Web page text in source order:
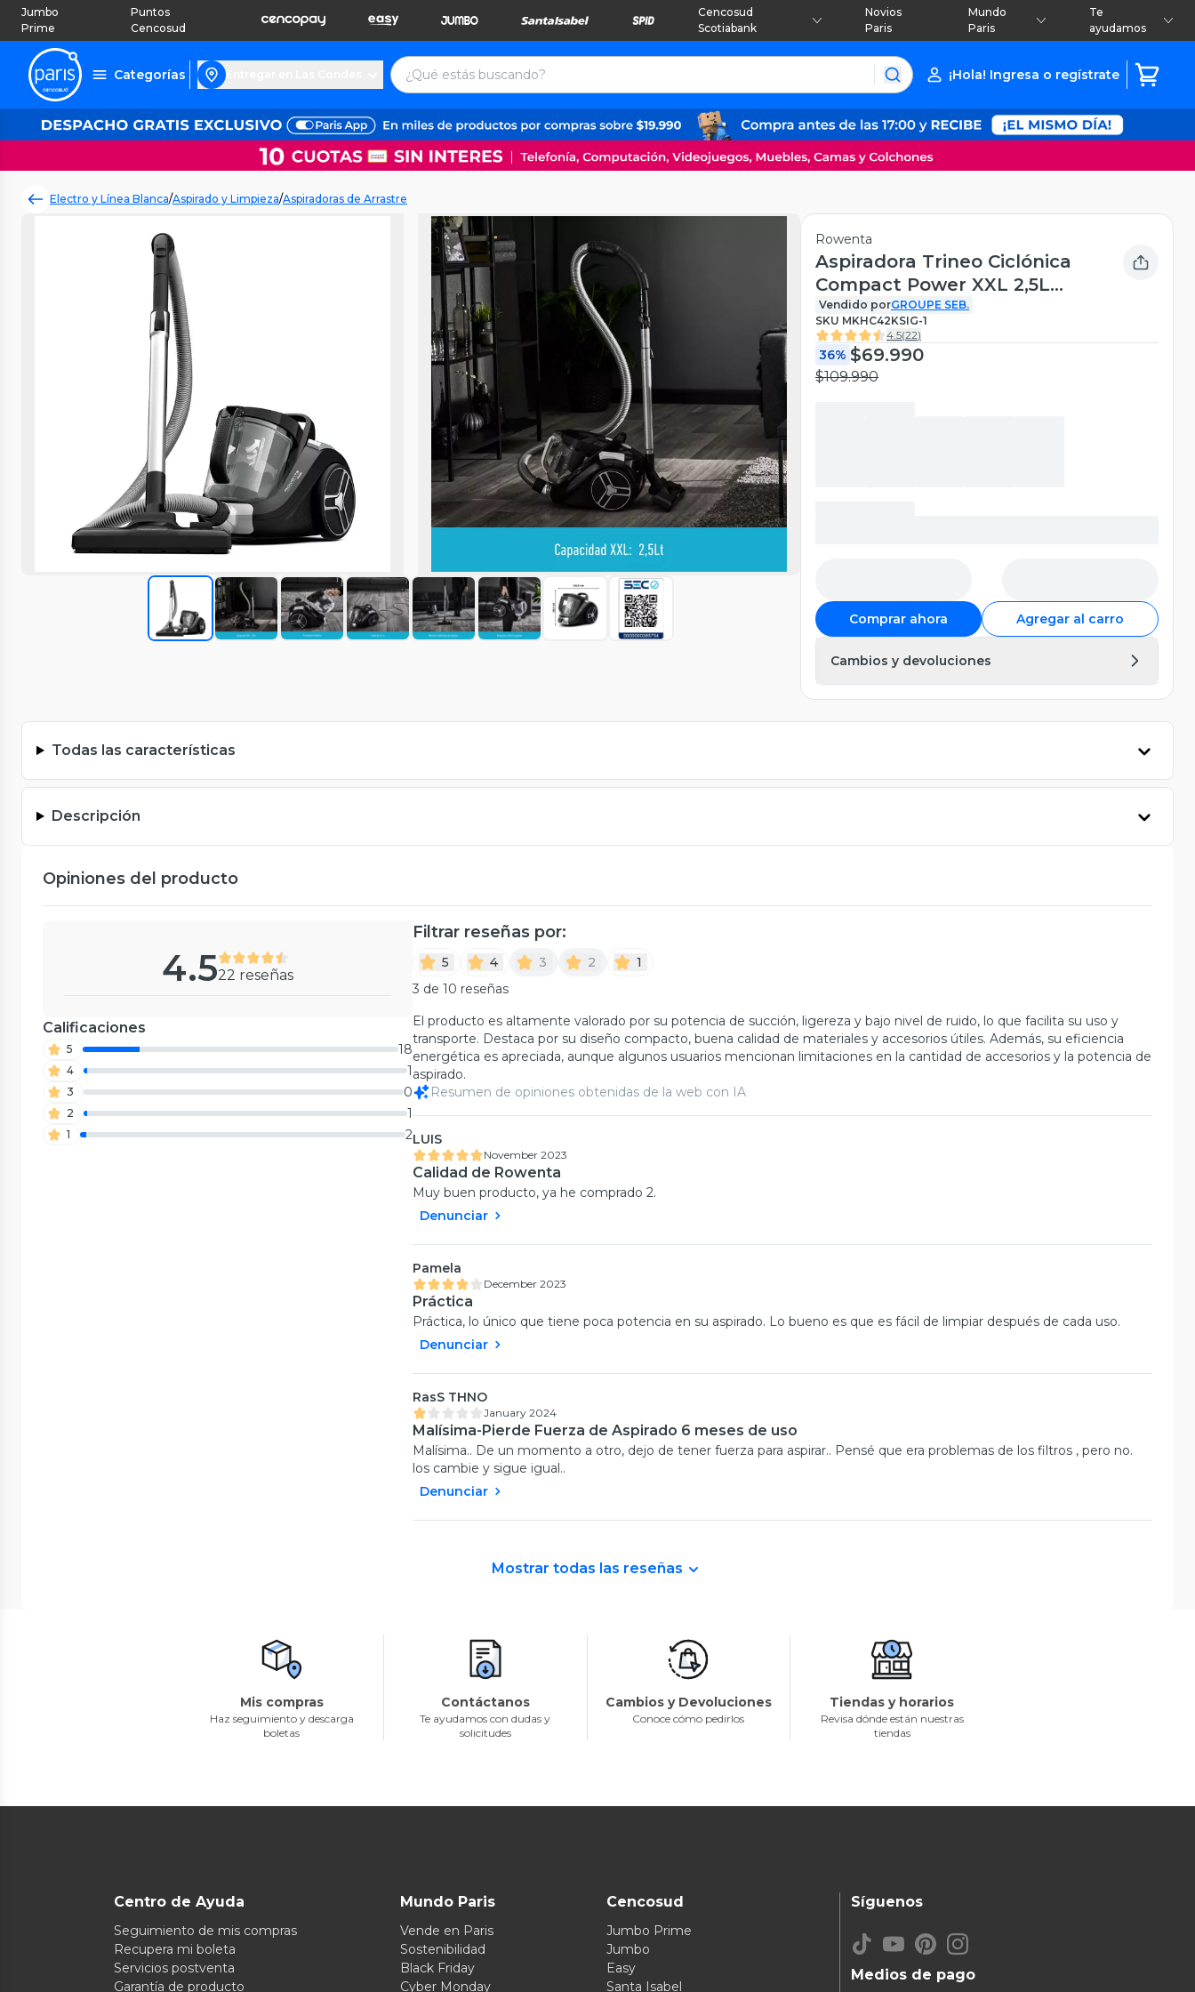
Jumbo
Prime
Puntos
Cencosud
Cencosud
Scotiabank
Novios
Paris
Mundo
Paris
Te
ayudamos
Categorías ¡Hola! Ingresa o regístrate
Electro y Línea Blanca/Aspirado y Limpieza/Aspiradoras de Arrastre
Rowenta
Aspiradora Trineo Ciclónica
Compact Power XXL 2,5L
Rowenta
Vendido porGROUPE SEB.
SKU MKHC42KSIG-1
4.5(22)
36% $69.990
$109.990
Comprar ahora Agregar al carro
Cambios y devoluciones
Todas las características
Descripción
Opiniones del producto
4.522 reseñas
Calificaciones
5 18
4 1
3 0
2 1
1 2
Filtrar reseñas por:
5 4 3 2
1
3 de 10 reseñas
El producto es altamente valorado por su potencia de succión, ligereza y bajo nivel de ruido, lo que facilita su uso y
transporte. Destaca por su diseño compacto, buena calidad de materiales y accesorios útiles. Además, su eficiencia
energética es apreciada, aunque algunos usuarios mencionan limitaciones en la cantidad de accesorios y la potencia de
aspirado.
Resumen de opiniones obtenidas de la web con IA
LUIS
November 2023
Calidad de Rowenta
Muy buen producto, ya he comprado 2.
Denunciar
Pamela
December 2023
Práctica
Práctica, lo único que tiene poca potencia en su aspirado. Lo bueno es que es fácil de limpiar después de cada uso.
Denunciar
RasS THNO
January 2024
Malísima-Pierde Fuerza de Aspirado 6 meses de uso
Malísima.. De un momento a otro, dejo de tener fuerza para aspirar.. Pensé que era problemas de los filtros , pero no.
los cambie y sigue igual..
Denunciar
Mostrar todas las reseñas
Mis compras
Haz seguimiento y descarga
boletas
Contáctanos
Te ayudamos con dudas y
solicitudes
Cambios y Devoluciones
Conoce cómo pedirlos
Tiendas y horarios
Revisa dónde están nuestras
tiendas
Centro de Ayuda
Seguimiento de mis compras
Recupera mi boleta
Servicios postventa
Garantía de producto
Mundo Paris
Vende en Paris
Sostenibilidad
Black Friday
Cyber Monday
Cencosud
Jumbo Prime
Jumbo
Easy
Santa Isabel
Medios de pago
Síguenos